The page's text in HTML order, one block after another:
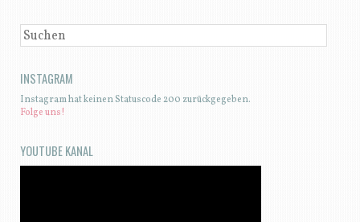
SUCHEN
INSTAGRAM
Instagram hat keinen Statuscode 200 zurückgegeben.
Folge uns!
YOUTUBE KANAL